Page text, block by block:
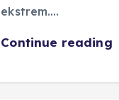
ekstrem.…
Continue reading